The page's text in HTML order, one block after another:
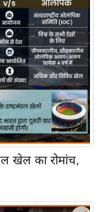
खेल का रोमांच,